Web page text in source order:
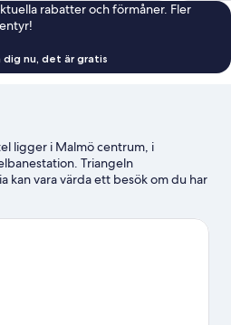
rabatter och förmåner. Fler
dig nu, det är gratis
ligger i Malmö centrum, i
Triangeln
kan vara värda ett besök om du har
den som föredrar att uppleva
på ett evenemang eller se en